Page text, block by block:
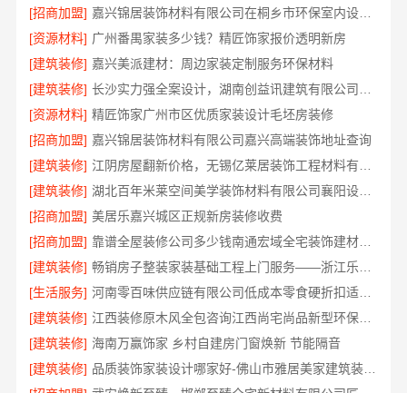
[招商加盟]
嘉兴锦居装饰材料有限公司在桐乡市环保室内设计口碑如何
[资源材料] 广州番禺家装多少钱？精匠饰家报价透明新房
[建筑装修] 嘉兴美派建材：周边家装定制服务环保材料
[建筑装修]
[资源材料] 精匠饰家广州市区优质家装设计毛坯房装修
[招商加盟] 嘉兴锦居装饰材料有限公司嘉兴高端装饰地址查询
[建筑装修]
[建筑装修]
湖北百年米莱空间美学装饰材料有限公司襄阳设计装修轻奢风案例
[招商加盟] 美居乐嘉兴城区正规新房装修收费
[招商加盟]
靠谱全屋装修公司多少钱南通宏域全宅装饰建材有限公司
[建筑装修]
[生活服务]
河南零百味供应链有限公司低成本零食硬折扣适配全场景
[建筑装修]
江西装修原木风全包咨询江西尚宅尚品新型环保材料有限公司
[建筑装修] 海南万赢饰家 乡村自建房门窗焕新 节能隔音
[建筑装修]
品质装饰家装设计哪家好-佛山市雅居美家建筑装饰工程有限公司